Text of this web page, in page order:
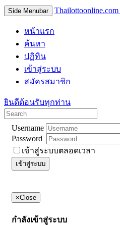
Side Menubar
หน้าแรก
ค้นหา
ปฏิทิน
เข้าสู่ระบบ
สมัครสมาชิก
ยินดีต้อนรับทุกท่าน
Username
Password
เข้าสู่ระบบตลอดเวลา
เข้าสู่ระบบ
×Close
กำลังเข้าสู่ระบบ